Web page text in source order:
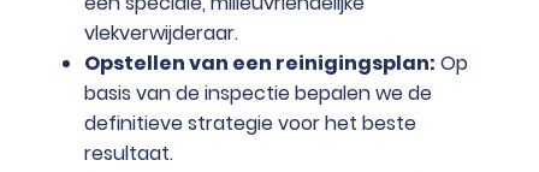
vlekverwijderaar.
Opstellen van een reinigingsplan: Op
basis van de inspectie bepalen we de
definitieve strategie voor het beste
resultaat.